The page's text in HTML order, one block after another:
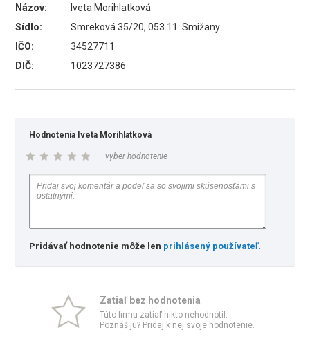
Názov:
Iveta Morihlatková
Sídlo:
Smreková 35/20, 053 11 Smižany
IČO:
34527711
DIČ:
1023727386
Hodnotenia Iveta Morihlatková
vyber hodnotenie
Pridávať hodnotenie môže len prihlásený používateľ.
Zatiaľ bez hodnotenia
Túto firmu zatiaľ nikto nehodnotil.
Poznáš ju? Pridaj k nej svoje hodnotenie.